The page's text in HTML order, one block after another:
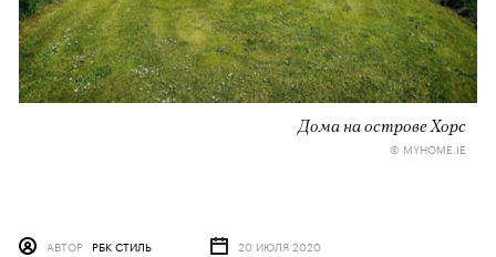
Дома на острове Хорс
© MYHOME.IE
АВТОР РБК СТИЛЬ 20 ИЮЛЯ 2020